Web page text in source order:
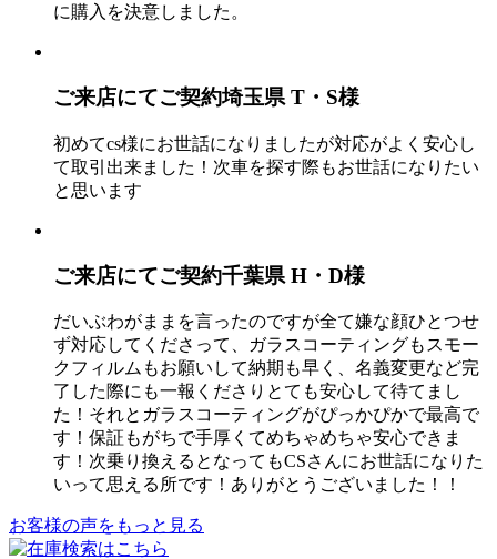
に購入を決意しました。
ご来店にてご契約埼玉県 T・S様
初めてcs様にお世話になりましたが対応がよく安心し
て取引出来ました！次車を探す際もお世話になりたい
と思います
ご来店にてご契約千葉県 H・D様
だいぶわがままを言ったのですが全て嫌な顔ひとつせ
ず対応してくださって、ガラスコーティングもスモー
クフィルムもお願いして納期も早く、名義変更など完
了した際にも一報くださりとても安心して待てまし
た！それとガラスコーティングがぴっかぴかで最高で
す！保証もがちで手厚くてめちゃめちゃ安心できま
す！次乗り換えるとなってもCSさんにお世話になりた
いって思える所です！ありがとうございました！！
お客様の声をもっと見る